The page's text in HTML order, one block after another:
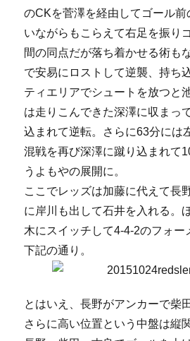
のCKを菅澤を経由してゴール前
いながらもこらえて右足を振り
間の同点だが落ち着かせる術も
で安易にロストして逆襲、持ち
ティエリアでシュートを放つと
は走りこんできた深澤に収まっ
込まれて逆転。さらに63分には
混戦を再び深澤に蹴り込まれて
うよもやの展開に。
ここでレッズは加藤に代えて長
に岸川も出して石井を入れる。
木にスイッチして4-4-2のフォー
下記の通り。
とはいえ、長野がアンカーで柴
さらに高い位置という中盤は縦